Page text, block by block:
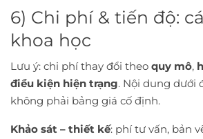
6) Chi phí & tiến độ:
khoa học
Lưu ý: chi phí thay đổi theo quy mô,
điều kiện hiện trạng. Nội dung dưới
không phải bảng giá cố định.
Khảo sát – thiết kế: phí tư vấn, bản